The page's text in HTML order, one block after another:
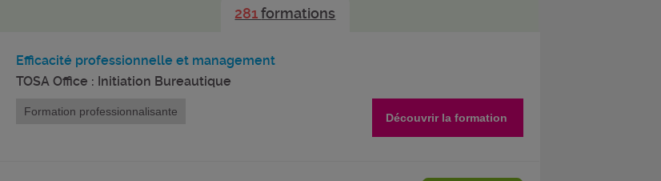
281formations
Efficacité professionnelle et management
TOSA Office : Initiation Bureautique
Formation professionnalisante Découvrir la formation